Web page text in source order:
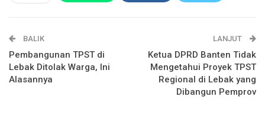
Telegram
BALIK
Pembangunan TPST di
Lebak Ditolak Warga, Ini
Alasannya
LANJUT
Ketua DPRD Banten Tidak
Mengetahui Proyek TPST
Regional di Lebak yang
Dibangun Pemprov